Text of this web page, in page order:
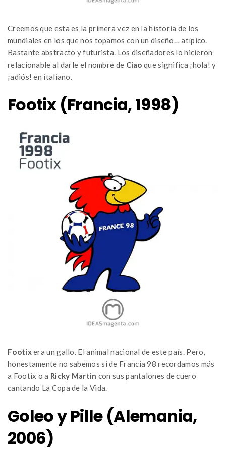
Creemos que esta es la primera vez en la historia de los
mundiales en los que nos topamos con un diseño… atípico.
Bastante abstracto y futurista. Los diseñadores lo hicieron
relacionable al darle el nombre de Ciao que significa ¡hola! y
¡adiós! en italiano.
Footix (Francia, 1998)
Footixera un gallo. El animal nacional de este país. Pero,
honestamente no sabemos si de Francia 98 recordamos más
a Footix o a Ricky Martin con sus pantalones de cuero
cantando La Copa de la Vida.
Goleo y Pille (Alemania,
2006)